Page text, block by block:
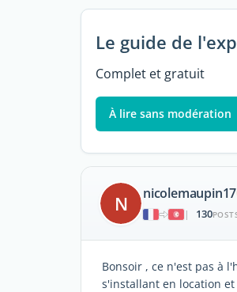
Le guide de
Complet et gratuit
À lire sans modération
N nicolemaupin17
|
130
Bonsoir , ce n'est pas à
s'installant en location